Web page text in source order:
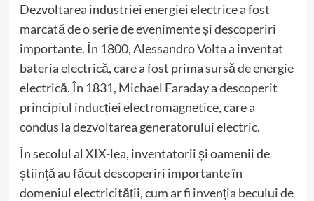
Dezvoltarea industriei energiei electrice a fost
marcată de o serie de evenimente și descoperiri
importante. În 1800, Alessandro Volta a inventat
bateria electrică, care a fost prima sursă de energie
electrică. În 1831, Michael Faraday a descoperit
principiul inducției electromagnetice, care a
condus la dezvoltarea generatorului electric.
În secolul al XIX-lea, inventatorii și oamenii de
știință au făcut descoperiri importante în
domeniul electricității, cum ar fi invenția becului de